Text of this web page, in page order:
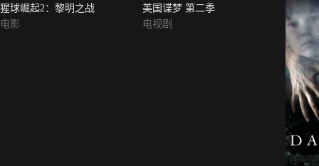
猩球崛起2：黎明之战
电影
美国谍梦 第二季
电视剧